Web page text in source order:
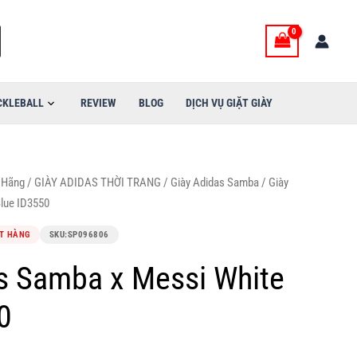
REVIEW BLOG DỊCH VỤ GIẶT GIÀY
/ GIÀY ADIDAS THỜI TRANG / Giày Adidas Samba/ Giày
ID3550
HÀNG SKU:SP096806
Samba x Messi White